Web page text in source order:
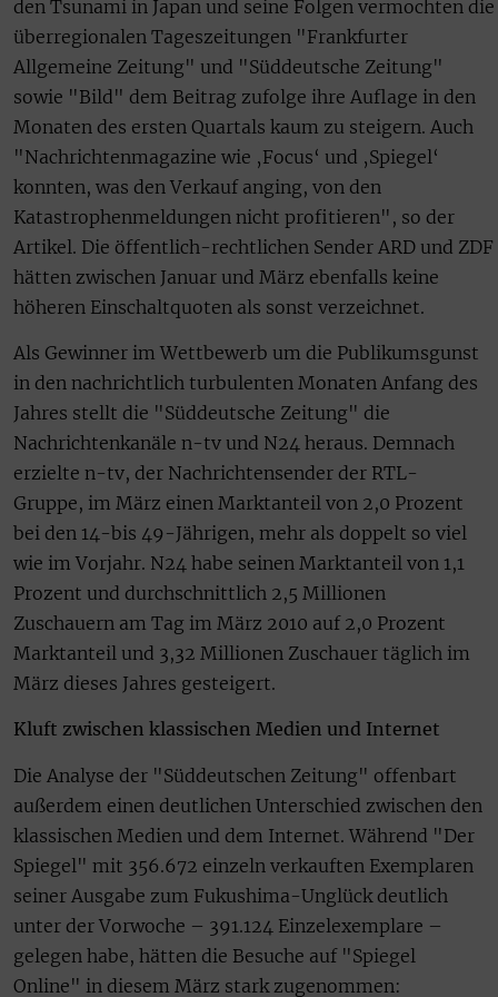
den Tsunami in Japan und seine Folgen vermochten die
überregionalen Tageszeitungen "Frankfurter
Allgemeine Zeitung" und "Süddeutsche Zeitung"
sowie "Bild" dem Beitrag zufolge ihre Auflage in den
Monaten des ersten Quartals kaum zu steigern. Auch
"Nachrichtenmagazine wie ‚Focus‘ und ‚Spiegel‘
konnten, was den Verkauf anging, von den
Katastrophenmeldungen nicht profitieren", so der
Artikel. Die öffentlich-rechtlichen Sender ARD und ZDF
hätten zwischen Januar und März ebenfalls keine
höheren Einschaltquoten als sonst verzeichnet.
Als Gewinner im Wettbewerb um die Publikumsgunst
in den nachrichtlich turbulenten Monaten Anfang des
Jahres stellt die "Süddeutsche Zeitung" die
Nachrichtenkanäle n-tv und N24 heraus. Demnach
erzielte n-tv, der Nachrichtensender der RTL-
Gruppe, im März einen Marktanteil von 2,0 Prozent
bei den 14-bis 49-Jährigen, mehr als doppelt so viel
wie im Vorjahr. N24 habe seinen Marktanteil von 1,1
Prozent und durchschnittlich 2,5 Millionen
Zuschauern am Tag im März 2010 auf 2,0 Prozent
Marktanteil und 3,32 Millionen Zuschauer täglich im
März dieses Jahres gesteigert.
Kluft zwischen klassischen Medien und Internet
Die Analyse der "Süddeutschen Zeitung" offenbart
außerdem einen deutlichen Unterschied zwischen den
klassischen Medien und dem Internet. Während "Der
Spiegel" mit 356.672 einzeln verkauften Exemplaren
seiner Ausgabe zum Fukushima-Unglück deutlich
unter der Vorwoche – 391.124 Einzelexemplare –
gelegen habe, hätten die Besuche auf "Spiegel
Online" in diesem März stark zugenommen: